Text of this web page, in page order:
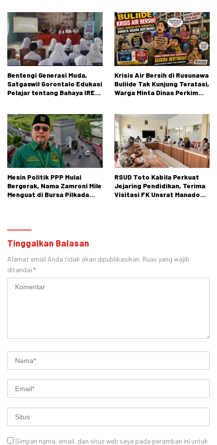
Negeri 1 Kabila
Bentengi Generasi Muda,
Satgaswil Gorontalo Edukasi
Pelajar tentang Bahaya IRET,
Krisis Air Bersih di Rusunawa
Buliide Tak Kunjung Teratasi,
Warga Minta Dinas Perkim
Mesin Politik PPP Mulai
Bergerak, Nama Zamroni Mile
Menguat di Bursa Pilkada
RSUD Toto Kabila Perkuat
Jejaring Pendidikan, Terima
Visitasi FK Unsrat Manado
Tinggalkan Balasan
Alamat email Anda tidak akan dipublikasikan. Ruas yang wajib
ditandai *
Simpan nama, email, dan situs web saya pada peramban ini untuk